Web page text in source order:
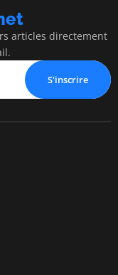
articles directement
S'inscrire